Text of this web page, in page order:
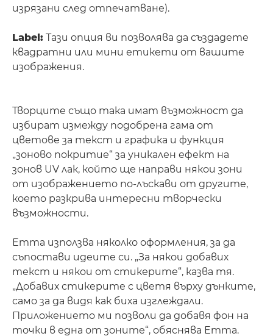
изрязани след отпечатване).
Label: Тази опция ви позволява да създадете
квадратни или мини етикети от вашите
изображения.
Творците също така имат възможност да
избират измежду подобрена гама от
цветове за текст и графика и функция
„зоново покритие“ за уникален ефект на
зонов UV лак, който ще направи някои зони
от изображението по-лъскави от другите,
което разкрива интересни творчески
възможности.
Emma използва няколко оформления, за да
съпостави идеите си. „За някои добавих
текст и някои от стикерите“, казва тя.
„Добавих стикерите с цветя върху дънките,
само за да видя как биха изглеждали.
Приложението ми позволи да добавя фон на
точки в една от зоните“, обяснява Emma.